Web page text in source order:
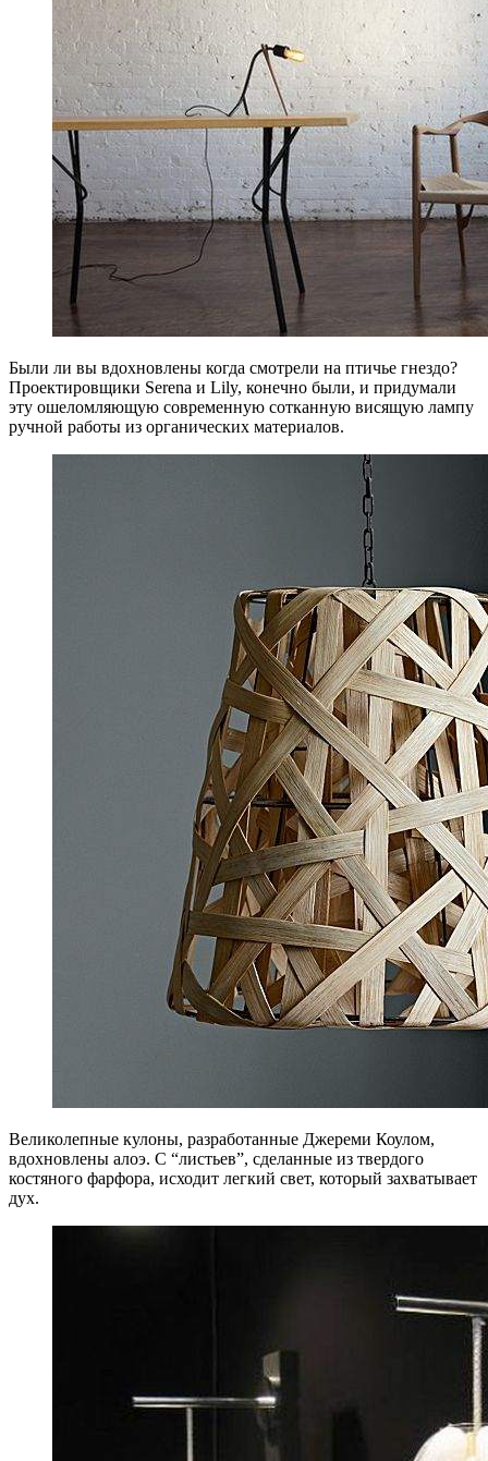
Были ли вы вдохновлены когда смотрели на птичье гнездо?
Проектировщики Serena и Lily, конечно были, и придумали
эту ошеломляющую современную сотканную висящую лампу
ручной работы из органических материалов.
Великолепные кулоны, разработанные Джереми Коулом,
вдохновлены алоэ. С “листьев”, сделанные из твердого
костяного фарфора, исходит легкий свет, который захватывает
дух.